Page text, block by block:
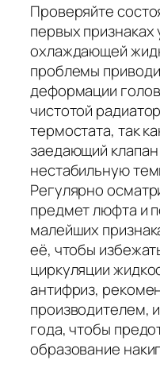
Проверяйте
первых признаках
охлаждающей
проблемы
деформации
чистотой
термостата, так
заедающий
нестабильную
Регулярно
предмет люфта и
малейших
её, чтобы
циркуляции
антифриз,
производителем,
года, чтобы
образование